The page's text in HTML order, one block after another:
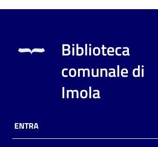
puoi
Risorse
online
Biblioteca
comunale di
Imola
ENTRA